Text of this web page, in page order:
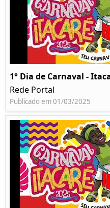
1° Dia de Carnaval -
Rede Portal
Publicado em 01/03/2025